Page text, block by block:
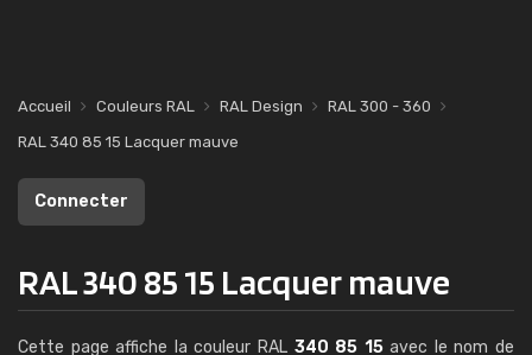
Accueil Couleurs RAL RAL Design
RAL 300 - 360
RAL 340 85 15 Lacquer mauve
Connecter
RAL 340 85 15 Lacquer mauve
Cette page affiche la couleur RAL 340 85 15avec le nom de